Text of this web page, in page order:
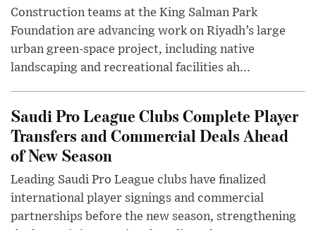
Construction teams at the King Salman Park
Foundation are advancing work on Riyadh’s large
urban green-space project, including native
landscaping and recreational facilities ah...
Saudi Pro League Clubs Complete Player
Transfers and Commercial Deals Ahead
of New Season
Leading Saudi Pro League clubs have finalized
international player signings and commercial
partnerships before the new season, strengthening